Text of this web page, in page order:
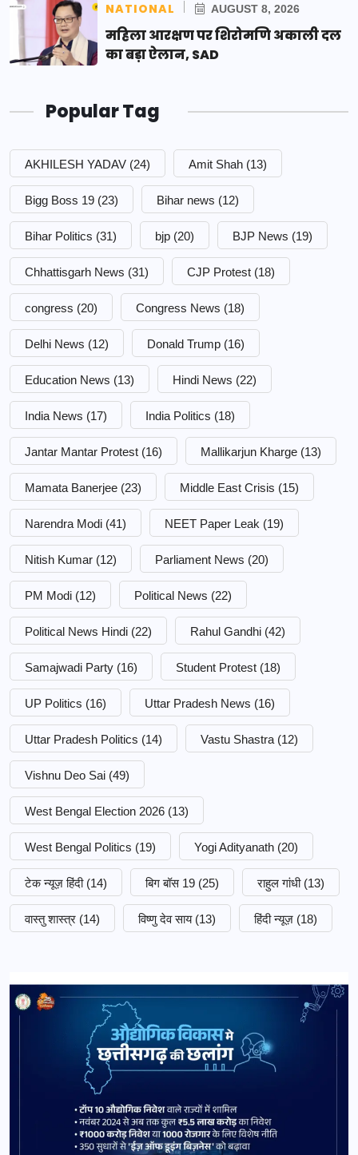
NATIONAL AUGUST 8, 2026
महिला आरक्षण पर शिरोमणि अकाली दल
का बड़ा ऐलान, SAD
Popular Tag
AKHILESH YADAV (24) Amit Shah (13)
Bigg Boss 19 (23) Bihar news (12)
Bihar Politics (31) bjp (20) BJP News (19)
Chhattisgarh News (31) CJP Protest (18)
congress (20) Congress News (18)
Delhi News (12) Donald Trump (16)
Education News (13) Hindi News (22)
India News (17) India Politics (18)
Jantar Mantar Protest (16) Mallikarjun Kharge (13)
Mamata Banerjee (23) Middle East Crisis (15)
Narendra Modi (41) NEET Paper Leak (19)
Nitish Kumar (12) Parliament News (20)
PM Modi (12) Political News (22)
Political News Hindi (22) Rahul Gandhi (42)
Samajwadi Party (16) Student Protest (18)
UP Politics (16) Uttar Pradesh News (16)
Uttar Pradesh Politics (14) Vastu Shastra (12)
Vishnu Deo Sai (49)
West Bengal Election 2026 (13)
West Bengal Politics (19) Yogi Adityanath (20)
टेक न्यूज़ हिंदी (14) बिग बॉस 19 (25) राहुल गांधी (13)
वास्तु शास्त्र (14) विष्णु देव साय (13) हिंदी न्यूज़ (18)